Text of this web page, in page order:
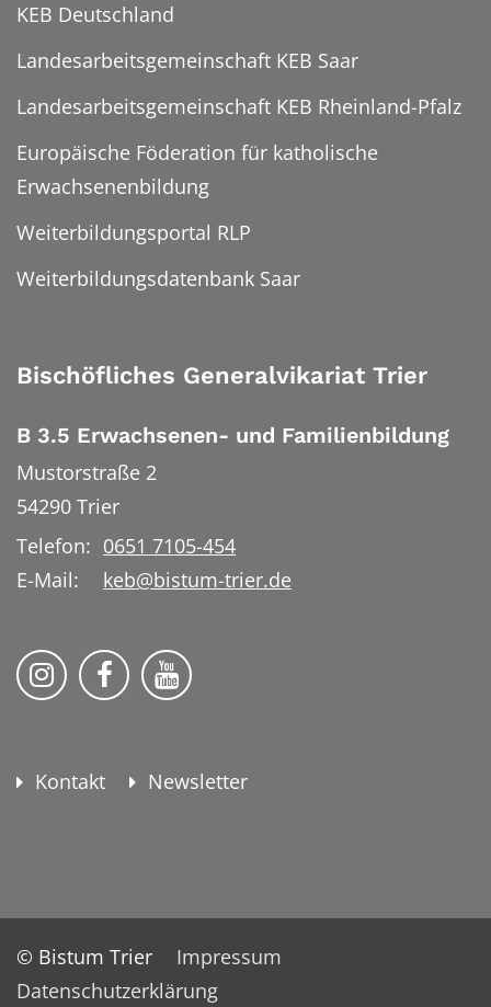
KEB Deutschland
Landesarbeitsgemeinschaft KEB Saar
Landesarbeitsgemeinschaft KEB Rheinland-Pfalz
Europäische Föderation für katholische
Erwachsenenbildung
Weiterbildungsportal RLP
Weiterbildungsdatenbank Saar
Bischöfliches Generalvikariat Trier
B 3.5 Erwachsenen- und Familienbildung
Mustorstraße 2
54290 Trier
Telefon: 0651 7105-454
E-Mail:
keb@bistum-trier.de
KEB Bildung Leben auf Instagram
KEB Bildung Leben auf Facebook
KEB Bildung Leben auf
Kontakt Newsletter
© Bistum Trier
Impressum
Datenschutzerklärung